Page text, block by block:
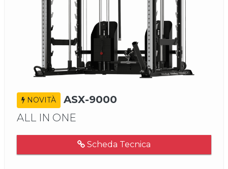
NOVITÀ
ASX-9000
ALL IN ONE
Scheda Tecnica